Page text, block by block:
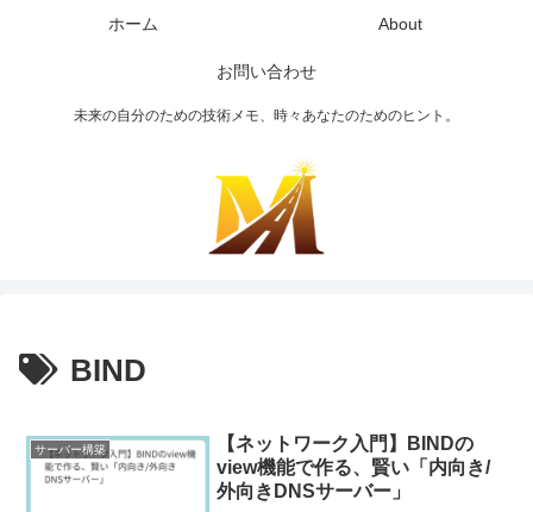
未来の自分のための技術メモ、時々あなたのためのヒント。
ホーム About
お問い合わせ
BIND
サーバー構築
【ネットワーク入門】BINDの
view機能で作る、賢い「内向き/
外向きDNSサーバー」